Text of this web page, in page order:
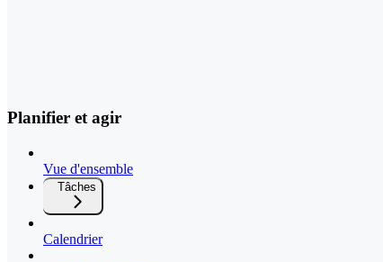
Planifier et agir
Vue d'ensemble
Tâches
Calendrier